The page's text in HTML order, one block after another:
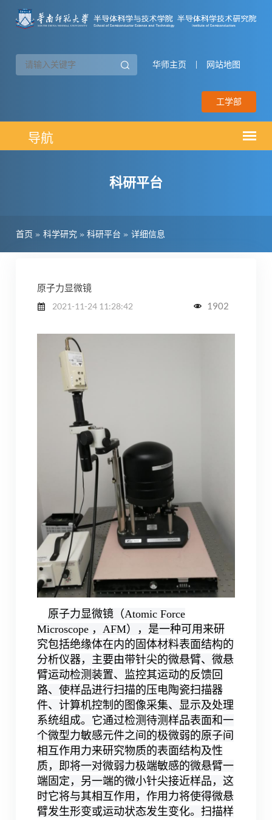
华师主页 网站地图
工学部
科研平台
首页 » 科学研究 »科研平台 » 详细信息
原子力显微镜
2021-11-24 11:28:42 1902
原子力显微镜（Atomic Force
Microscope ，AFM），是一种可用来研
究包括绝缘体在内的固体材料表面结构的
分析仪器，主要由带针尖的微悬臂、微悬
臂运动检测装置、监控其运动的反馈回
路、使样品进行扫描的压电陶瓷扫描器
件、计算机控制的图像采集、显示及处理
系统组成。它通过检测待测样品表面和一
个微型力敏感元件之间的极微弱的原子间
相互作用力来研究物质的表面结构及性
质，即将一对微弱力极端敏感的微悬臂一
端固定，另一端的微小针尖接近样品，这
时它将与其相互作用，作用力将使得微悬
臂发生形变或运动状态发生变化。扫描样